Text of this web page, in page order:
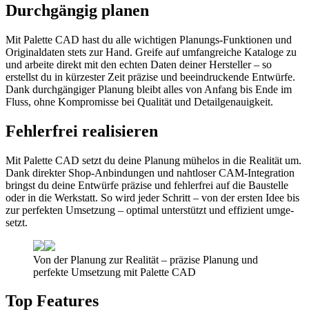
Durchgängig planen
Mit Palette CAD hast du alle wichtigen Planungs-Funktionen und
Originaldaten stets zur Hand. Greife auf umfangreiche Kataloge zu
und arbeite direkt mit den echten Daten deiner Hersteller – so
erstellst du in kürzester Zeit präzise und beeindruckende Entwürfe.
Dank durchgängiger Planung bleibt alles von Anfang bis Ende im
Fluss, ohne Kompromisse bei Qualität und Detailgenauigkeit.
Feh­ler­frei rea­li­sie­ren
Mit Palette CAD setzt du dei­ne Pla­nung mü­he­los in die Rea­li­tät um.
Dank di­rek­ter Shop-An­bin­dun­gen und naht­lo­ser CAM-In­te­gra­ti­on
bringst du dei­ne Ent­wür­fe prä­zi­se und feh­ler­frei auf die Bau­stel­le
oder in die Werk­statt. So wird je­der Schritt – von der ers­ten Idee bis
zur per­fek­ten Um­set­zung – op­ti­mal un­ter­stützt und ef­fi­zi­ent um­ge­
setzt.
Von der Planung zur Realität – präzise Planung und
perfekte Umsetzung mit Palette CAD
Top Features